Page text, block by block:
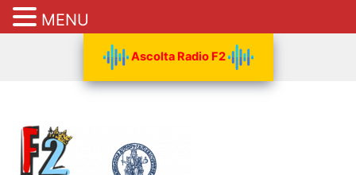
Ascolta Radio F2
MENU